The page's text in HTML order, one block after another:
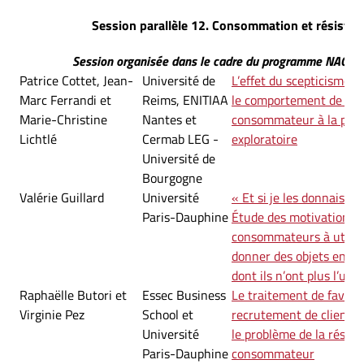
Session parallèle 12. Consommation et
Session organisée dans le cadre du programme NACRE
Patrice Cottet, Jean-
Marc Ferrandi et
Marie-Christine
Lichtlé
Université de
Reims, ENITIAA
Nantes et
Cermab LEG -
Université de
Bourgogne
L’effet du scepticisme
le comportement de
consommateur à la
exploratoire
Valérie Guillard
Université
Paris-Dauphine
« Et si je les donnais
Étude des motivations
consommateurs à
donner des objets
dont ils n’ont plus
Raphaëlle Butori et
Virginie Pez
Essec Business
School et
Université
Paris-Dauphine
Le traitement de
recrutement de
le problème de la
consommateur